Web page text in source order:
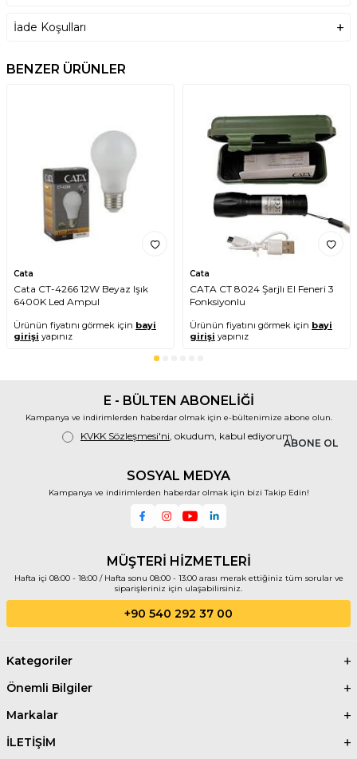
İade Koşulları
BENZER ÜRÜNLER
Cata
Cata CT-4266 12W Beyaz Işık
6400K Led Ampul
Ürünün fiyatını görmek için bayi
girişi yapınız
Cata
CATA CT 8024 Şarjlı El Feneri 3
Fonksiyonlu
Ürünün fiyatını görmek için bayi
girişi yapınız
E - BÜLTEN ABONELİĞİ
Kampanya ve indirimlerden haberdar olmak için e-bültenimize abone olun.
ABONE OL
KVKK Sözleşmesi'ni , okudum, kabul ediyorum.
SOSYAL MEDYA
Kampanya ve indirimlerden haberdar olmak için bizi Takip Edin!
MÜŞTERİ HİZMETLERİ
Hafta içi 08:00 - 18:00 / Hafta sonu 08:00 - 13:00 arası merak ettiğiniz tüm sorular ve
siparişleriniz için ulaşabilirsiniz.
+90 540 292 37 00
Kategoriler
Önemli Bilgiler
Markalar
İLETİŞİM